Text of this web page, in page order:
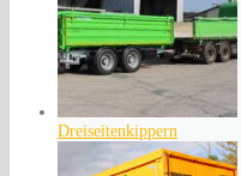
Dreiseitenkippern